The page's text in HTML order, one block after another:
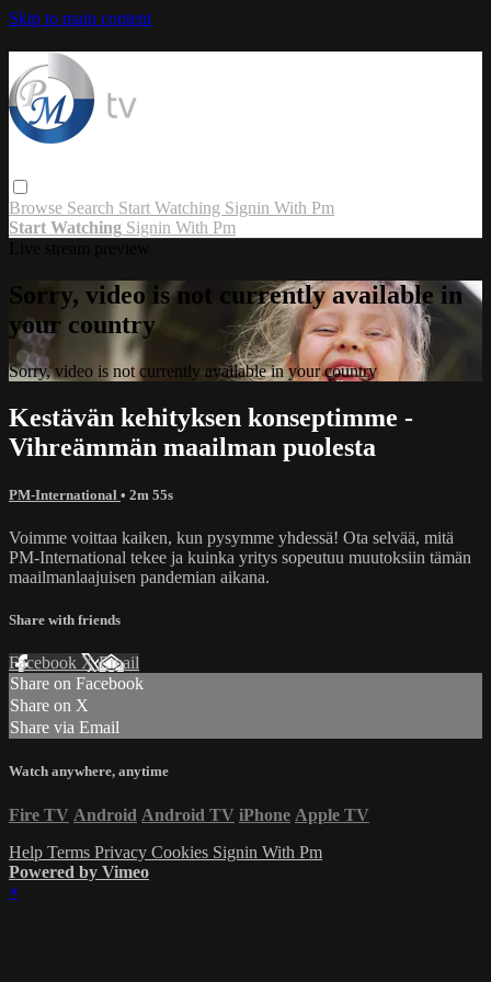
Skip to main content
Browse Search Start Watching Signin With Pm
Start Watching Signin With Pm
Sorry, video is not currently available in
your country
Sorry, video is not currently available in your country
Kestävän kehityksen konseptimme -
Vihreämmän maailman puolesta
PM-International • 2m 55s
Voimme voittaa kaiken, kun pysymme yhdessä! Ota selvää, mitä
PM-International tekee ja kuinka yritys sopeutuu muutoksiin tämän
maailmanlaajuisen pandemian aikana.
Share with friends
Facebook XEmail
Share on Facebook
Share on X
Share via Email
Watch anywhere, anytime
Fire TV Android Android TV iPhone Apple TV
Help Terms Privacy Cookies Signin With Pm
Powered by Vimeo
×